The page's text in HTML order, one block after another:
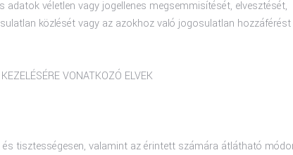
adatok véletlen vagy jogellenes megsemmisítését, elvesztését,
közlését vagy az azokhoz való jogosulatlan hozzáférést
VONATKOZÓ ELVEK
és tisztességesen, valamint az érintett számára átlátható